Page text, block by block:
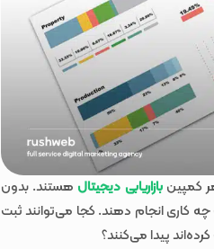
کمپینبازاریابی دیجیتال هستند. بدون
چه کاری انجام دهند. کجا می‌توانند ثبت
پیدا می‌کنند؟